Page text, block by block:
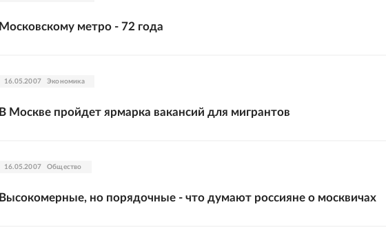
Московскому метро - 72 года
16.05.2007 Экономика
В Москве пройдет ярмарка вакансий для мигрантов
16.05.2007 Общество
Высокомерные, но порядочные - что думают россияне о москвичах